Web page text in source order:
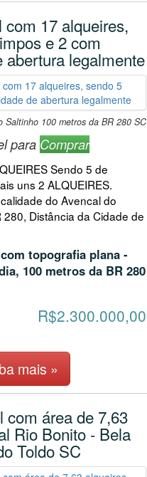
com 17 alqueires,
e 2 com
abertura legalmente
Saltinho 100 metros da BR 280 SC
para Comprar
Sendo 5 de
uns 2 ALQUEIRES.
do Avencal do
Distância da Cidade de
topografia plana -
100 metros da BR 280
R$2.300.000,00
mais »
com área de 7,63
Rio Bonito - Bela
Toldo SC